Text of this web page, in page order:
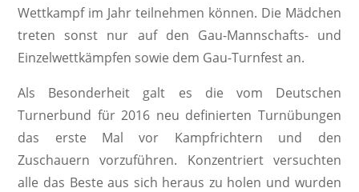
Wettkampf im Jahr teilnehmen können. Die Mädchen
treten sonst nur auf den Gau-Mannschafts- und
Einzelwettkämpfen sowie dem Gau-Turnfest an.
Als Besonderheit galt es die vom Deutschen
Turnerbund für 2016 neu definierten Turnübungen
das erste Mal vor Kampfrichtern und den
Zuschauern vorzuführen. Konzentriert versuchten
alle das Beste aus sich heraus zu holen und wurden